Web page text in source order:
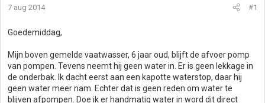
7 aug 2014 #1
Goedemiddag,
Mijn boven gemelde vaatwasser, 6 jaar oud, blijft de afvoer pomp
van pompen. Tevens neemt hij geen water in. Er is geen lekkage in
de onderbak. Ik dacht eerst aan een kapotte waterstop, daar hij
geen water meer nam. Echter dat is geen reden om water te
blijven afpompen. Doe ik er handmatig water in word dit direct